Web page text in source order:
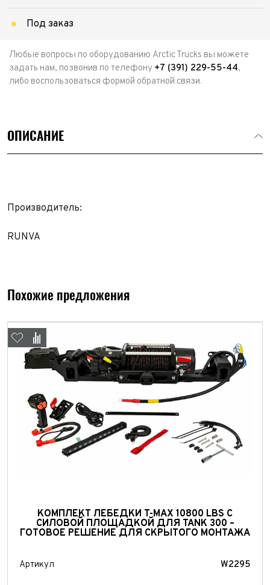
Под заказ
Любые вопросы по оборудованию Arctic Trucks вы можете
задать нам, позвонив по телефону +7 (391) 229-55-44,
либо воспользоваться формой обратной связи.
ОПИСАНИЕ
Производитель:
RUNVA
Похожие предложения
КОМПЛЕКТ ЛЕБЕДКИ T-MAX 10800 LBS С
СИЛОВОЙ ПЛОЩАДКОЙ ДЛЯ TANK 300 –
ГОТОВОЕ РЕШЕНИЕ ДЛЯ СКРЫТОГО МОНТАЖА
Артикул W2295
Обратная связь
ФИО*
Телефон*
Заявка на оценку
ФИО*